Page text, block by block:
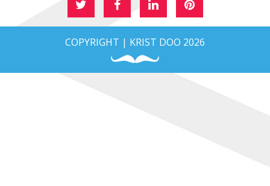
COPYRIGHT | KRIST DOO 2026